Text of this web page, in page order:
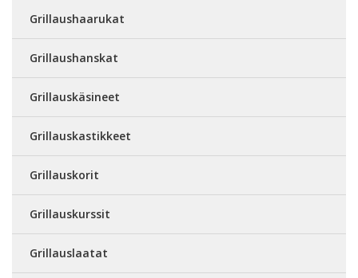
Grillaushaarukat
Grillaushanskat
Grillauskäsineet
Grillauskastikkeet
Grillauskorit
Grillauskurssit
Grillauslaatat